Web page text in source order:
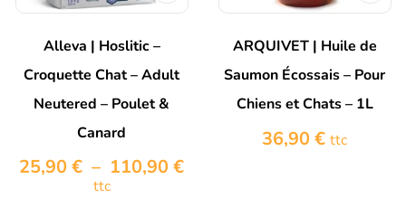
Alleva | Hoslitic –
Croquette Chat – Adult
Neutered – Poulet &
Canard
25,90€ – 110,90€
ttc
ARQUIVET | Huile de
Saumon Écossais – Pour
Chiens et Chats – 1L
36,90€ ttc